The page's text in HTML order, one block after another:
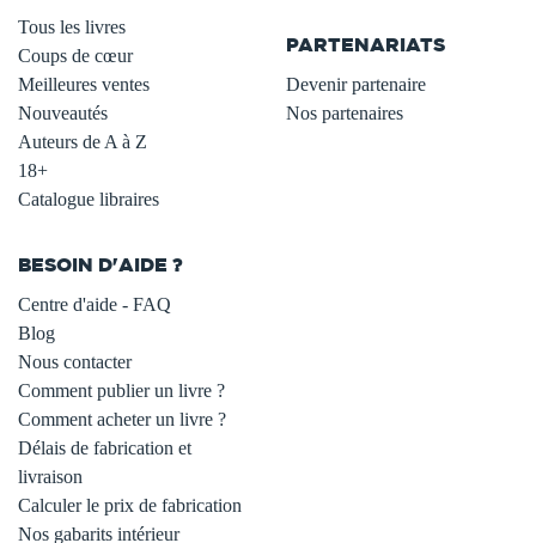
Tous les livres
Coups de cœur
Meilleures ventes
Nouveautés
Auteurs de A à Z
18+
Catalogue libraires
PARTENARIATS
Devenir partenaire
Nos partenaires
BESOIN D'AIDE ?
Centre d'aide - FAQ
Blog
Nous contacter
Comment publier un livre ?
Comment acheter un livre ?
Délais de fabrication et
livraison
Calculer le prix de fabrication
Nos gabarits intérieur